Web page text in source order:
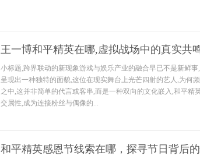
王一博和平精英在哪,虚拟战场中的真实共
小标题,跨界联动的新现象游戏与娱乐产业的融合早已不是新鲜
呈现出一种独特的面貌,这位在现实舞台上光芒四射的艺人,为何
之中,这并非简单的代言或客串,而是一种双向的文化嵌入,和平精
交属性,成为连接粉丝与偶像的...
和平精英感恩节线索在哪，探寻节日背后